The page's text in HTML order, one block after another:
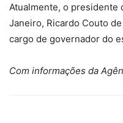
Atualmente, o presidente
Janeiro, Ricardo Couto
cargo de governador do
Com informações da